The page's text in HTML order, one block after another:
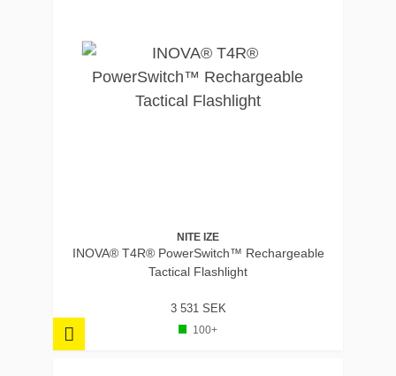
NITE IZE
INOVA® T4R® PowerSwitch™ Rechargeable
Tactical Flashlight
3 531 SEK
100+